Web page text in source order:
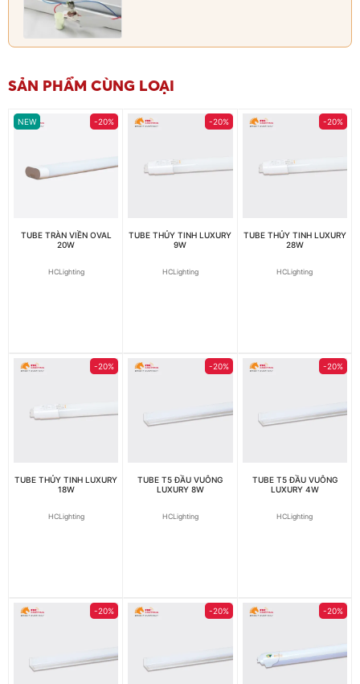
SẢN PHẨM CÙNG LOẠI
-20%
NEW
TUBE TRÀN VIỀN OVAL
20W
HCLighting
-20%
TUBE THỦY TINH LUXURY
9W
HCLighting
-20%
TUBE THỦY TINH LUXURY
28W
HCLighting
-20%
TUBE THỦY TINH LUXURY
18W
HCLighting
-20%
TUBE T5 ĐẦU VUÔNG
LUXURY 8W
HCLighting
-20%
TUBE T5 ĐẦU VUÔNG
LUXURY 4W
HCLighting
-20% -20% -20%